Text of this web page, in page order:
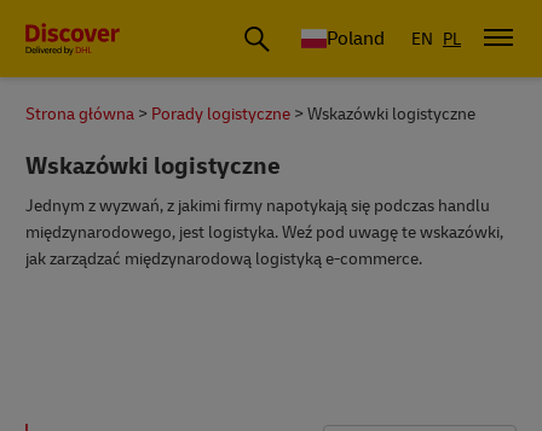
Poland EN PL
Strona główna Porady logistyczne Wskazówki logistyczne
Wskazówki logistyczne
Jednym z wyzwań, z jakimi firmy napotykają się podczas handlu
międzynarodowego, jest logistyka. Weź pod uwagę te wskazówki,
jak zarządzać międzynarodową logistyką e-commerce.